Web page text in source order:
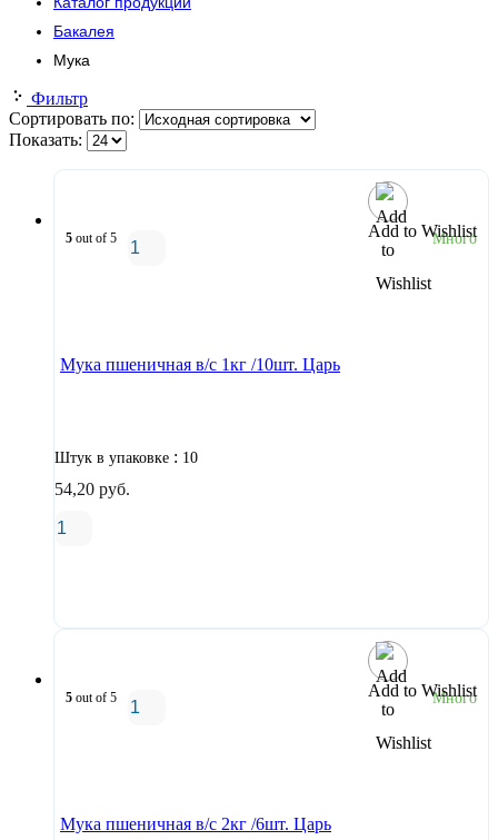
Бакалея
Мука
Фильтр
Сортировать по:
Показать:
Add to Wishlist
5 out of 5 Много
Мука пшеничная в/с 1кг /10шт. Царь
Штук в упаковке : 10
54,20 руб.
Add to Wishlist
5 out of 5 Много
Мука пшеничная в/с 2кг /6шт. Царь